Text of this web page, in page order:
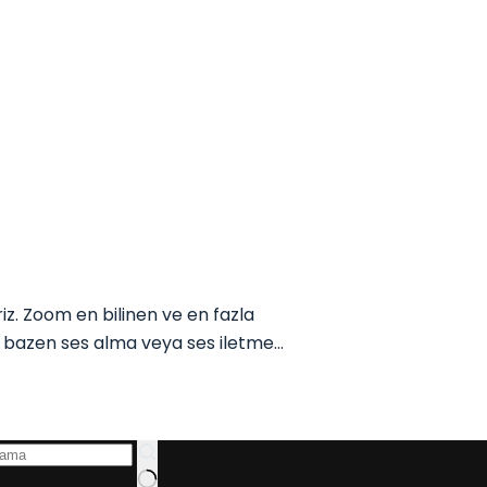
Zoom en bilinen ve en fazla
ses alma veya ses iletme…